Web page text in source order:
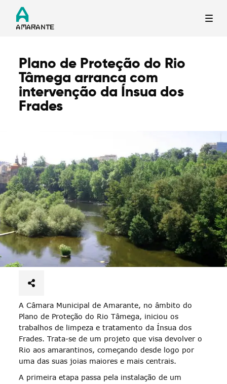
Termo de Pesquisa
Filtros
Plano de Proteção do Rio
Tâmega arranca com
intervenção da Ínsua dos
Frades
A Câmara Municipal de Amarante, no âmbito do
Plano de Proteção do Rio Tâmega, iniciou os
trabalhos de limpeza e tratamento da Ínsua dos
Frades. Trata-se de um projeto que visa devolver o
Rio aos amarantinos, começando desde logo por
uma das suas joias maiores e mais centrais.
A primeira etapa passa pela instalação de um